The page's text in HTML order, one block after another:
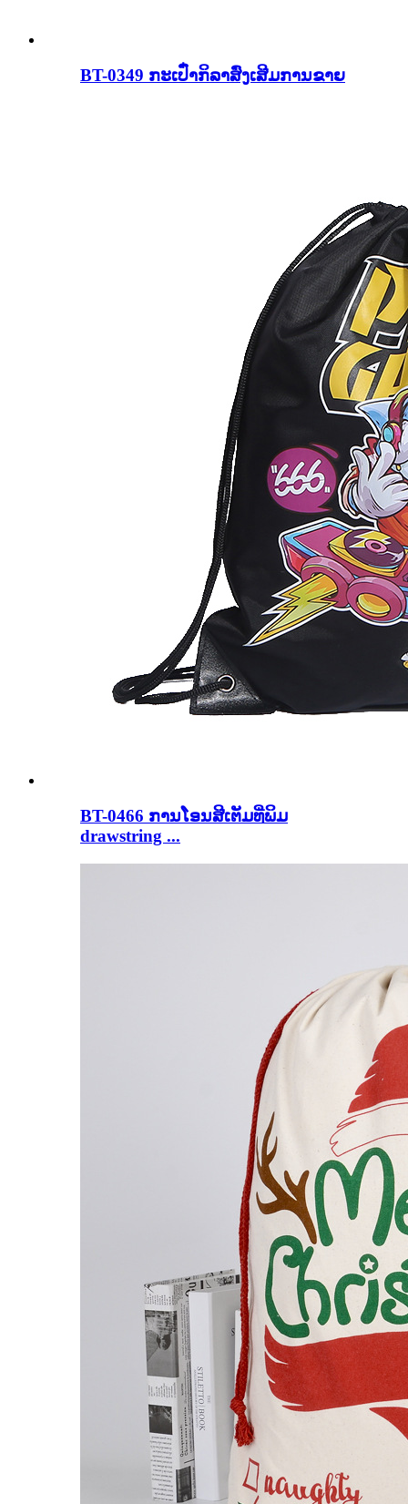
BT-0349 ກະເປົ໋າກິລາສົ່ງເສີມການຂາຍ
BT-0466 ການໂອນສີເຕັມທີ່ພິມ
drawstring ...